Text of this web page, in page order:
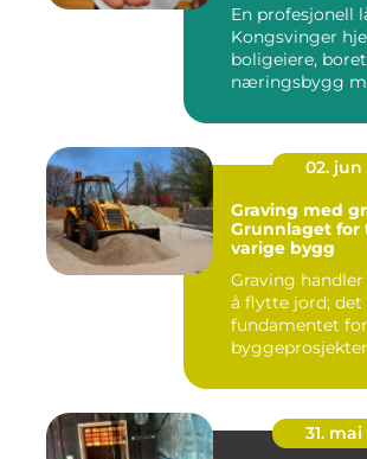
En profesjonell
Kongsvinger
boligeiere,
næringsbygg
02. jun
Graving med
Grunnlaget for
varige bygg
Graving
å flytte jord; det
fundamentet
31. mai